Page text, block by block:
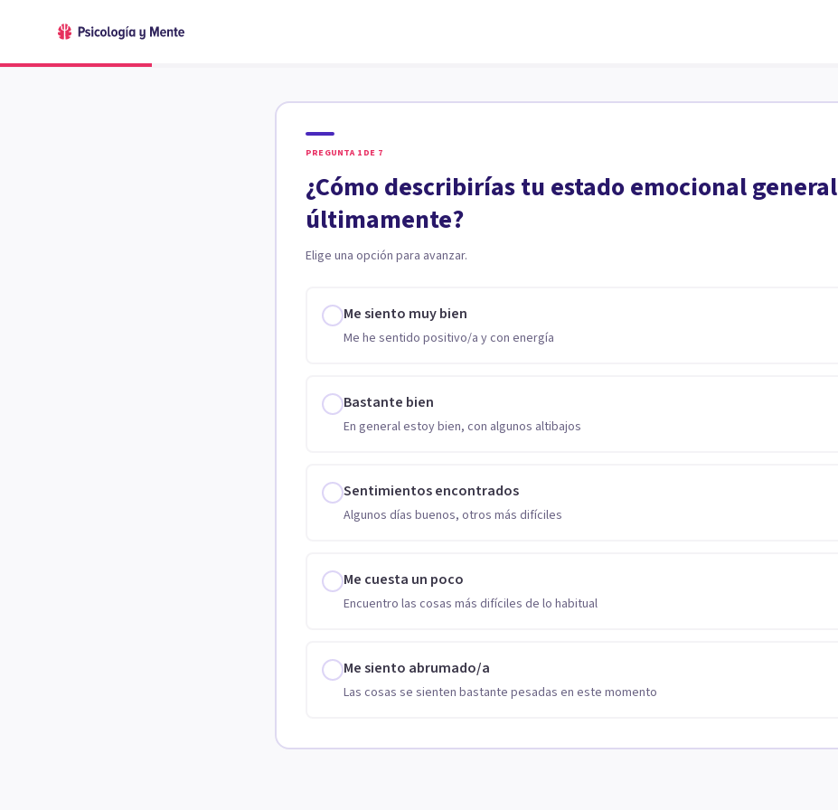
PREGUNTA 1 DE 7
¿Cómo describirías tu estado emocional general
últimamente?
Elige una opción para avanzar.
Me siento muy bien
Me he sentido positivo/a y con energía
Bastante bien
En general estoy bien, con algunos altibajos
Sentimientos encontrados
Algunos días buenos, otros más difíciles
Me cuesta un poco
Encuentro las cosas más difíciles de lo habitual
Me siento abrumado/a
Las cosas se sienten bastante pesadas en este momento